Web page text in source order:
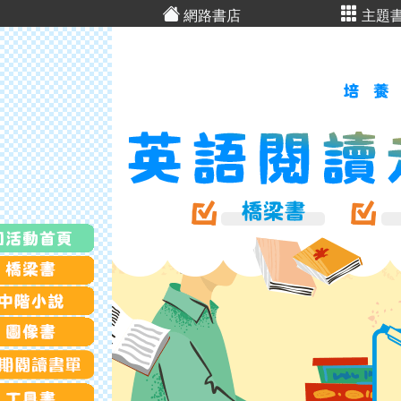
網路書店 主題